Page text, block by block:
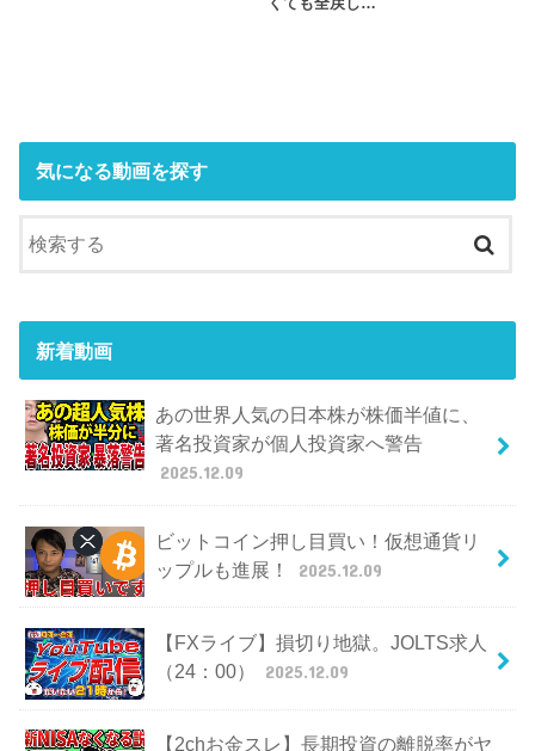
気になる動画を探す
新着動画
あの世界人気の日本株が株価半値に、
著名投資家が個人投資家へ警告
2025.12.09
ビットコイン押し目買い！仮想通貨リ
ップルも進展！
2025.12.09
【FXライブ】損切り地獄。JOLTS求人
（24：00）
2025.12.09
【2chお金スレ】長期投資の離脱率がヤ